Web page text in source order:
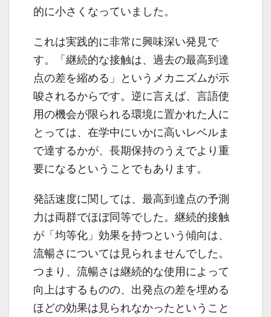
的に小さくなっていました。
これは実践的に非常に興味深い発見で
す。「継続的な接触は、過去の最高到達
点の差を縮める」というメカニズムが示
唆されるからです。逆に言えば、言語使
用の機会が限られる環境に置かれた人に
とっては、在学中にいかに高いレベルま
で達するかが、長期保持のうえでより重
要になるということでもあります。
発話速度に関しては、最高到達点の予測
力は両群でほぼ同等でした。継続的接触
が「均等化」効果を持つという傾向は、
流暢さについては見られませんでした。
つまり、流暢さは継続的な使用によって
向上はするものの、出発点の差を埋める
ほどの効果は見られなかったということ